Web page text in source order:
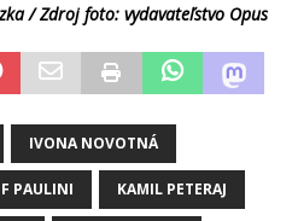
/ Zdroj foto: vydavateľstvo Opus
IVONA NOVOTNÁ
PAULINI KAMIL PETERAJ